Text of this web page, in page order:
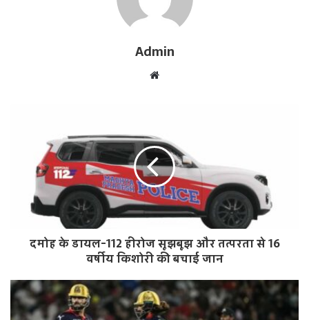
Admin
i
t
e
दमोह के डायल-112 हीरोज सूझबूझ और तत्परता से 16
वर्षीय किशोरी की बचाई जान